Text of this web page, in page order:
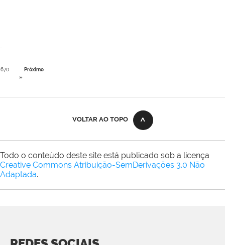
670
Próximo
»
VOLTAR AO TOPO
Todo o conteúdo deste site está publicado sob a licença
Creative Commons Atribuição-SemDerivações 3.0 Não
Adaptada.